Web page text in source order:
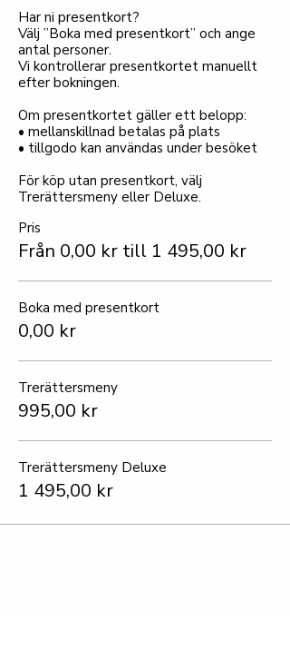
Har ni presentkort?
Välj ”Boka med presentkort” och ange
antal personer.
Vi kontrollerar presentkortet manuellt
efter bokningen.
Om presentkortet gäller ett belopp:
• mellanskillnad betalas på plats
• tillgodo kan användas under besöket
För köp utan presentkort, välj
Trerättersmeny eller Deluxe.
Pris
Från 0,00 kr till 1 495,00 kr
Boka med presentkort
0,00 kr
Trerättersmeny
995,00 kr
Trerättersmeny Deluxe
1 495,00 kr